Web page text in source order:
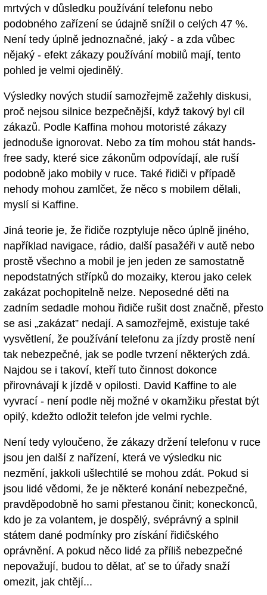
mrtvých v důsledku používání telefonu nebo
podobného zařízení se údajně snížil o celých 47 %.
Není tedy úplně jednoznačné, jaký - a zda vůbec
nějaký - efekt zákazy používání mobilů mají, tento
pohled je velmi ojedinělý.
Výsledky nových studií samozřejmě zažehly diskusi,
proč nejsou silnice bezpečnější, když takový byl cíl
zákazů. Podle Kaffina mohou motoristé zákazy
jednoduše ignorovat. Nebo za tím mohou stát hands-
free sady, které sice zákonům odpovídají, ale ruší
podobně jako mobily v ruce. Také řidiči v případě
nehody mohou zamlčet, že něco s mobilem dělali,
myslí si Kaffine.
Jiná teorie je, že řidiče rozptyluje něco úplně jiného,
například navigace, rádio, další pasažéři v autě nebo
prostě všechno a mobil je jen jeden ze samostatně
nepodstatných střípků do mozaiky, kterou jako celek
zakázat pochopitelně nelze. Neposedné děti na
zadním sedadle mohou řidiče rušit dost značně, přesto
se asi „zakázat” nedají. A samozřejmě, existuje také
vysvětlení, že používání telefonu za jízdy prostě není
tak nebezpečné, jak se podle tvrzení některých zdá.
Najdou se i takoví, kteří tuto činnost dokonce
přirovnávají k jízdě v opilosti. David Kaffine to ale
vyvrací - není podle něj možné v okamžiku přestat být
opilý, kdežto odložit telefon jde velmi rychle.
Není tedy vyloučeno, že zákazy držení telefonu v ruce
jsou jen další z nařízení, která ve výsledku nic
nezmění, jakkoli ušlechtilé se mohou zdát. Pokud si
jsou lidé vědomi, že je některé konání nebezpečné,
pravděpodobně ho sami přestanou činit; koneckonců,
kdo je za volantem, je dospělý, svéprávný a splnil
státem dané podmínky pro získání řidičského
oprávnění. A pokud něco lidé za příliš nebezpečné
nepovažují, budou to dělat, ať se to úřady snaží
omezit, jak chtějí...